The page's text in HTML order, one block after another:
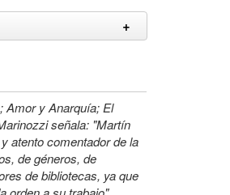
Amor y Anarquía; El
señala: "Martín
atento comentador de la
de géneros, de
de bibliotecas, ya que